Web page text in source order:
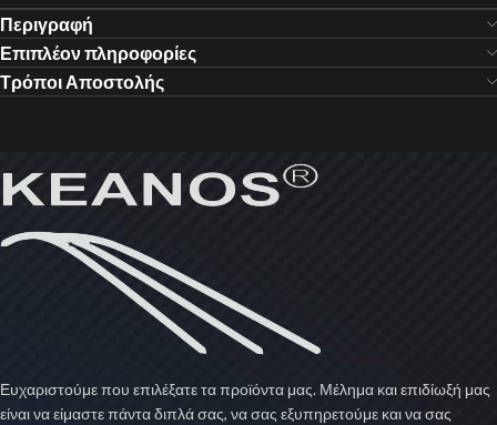
Περιγραφή
Επιπλέον πληροφορίες
Τρόποι Αποστολής
Ευχαριστούμε που επιλέξατε τα προϊόντα μας. Μέλημα και επιδίωξή μας
είναι να είμαστε πάντα διπλά σας, να σας εξυπηρετούμε και να σας